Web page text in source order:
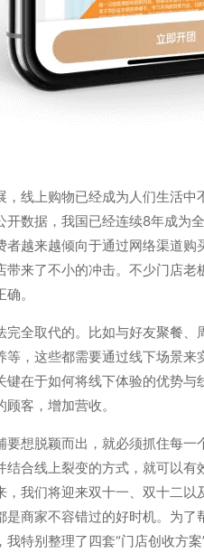
线上购物已经成为人们生活中
开数据，我国已经连续8年成为
越来越倾向于通过网络渠道购
带来了不小的冲击。不少门店老
。
完全取代的。比如与好友聚餐、
，这些都需要通过线下场景来
在于如何将线下体验的优势与
客，增加营收。
想脱颖而出，就必须抓住每一
合线上裂变的方式，就可以有
我们将迎来双十一、双十二以
商家不容错过的好时机。为了
我特别整理了四套“门店创收方案